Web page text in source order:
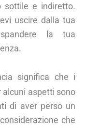
e indiretto.
uscire dalla tua
la tua
significa che i
aspetti sono
di aver perso un
che